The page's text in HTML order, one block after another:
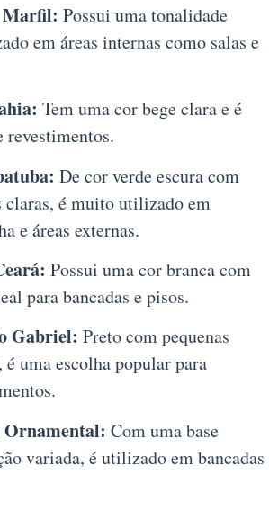
Marfil: Possui uma tonalidade
em áreas internas como salas e
Tem uma cor bege clara e é
revestimentos.
De cor verde escura com
claras, é muito utilizado em
e áreas externas.
Possui uma cor branca com
para bancadas e pisos.
Gabriel: Preto com pequenas
uma escolha popular para
Com uma base
variada, é utilizado em bancadas